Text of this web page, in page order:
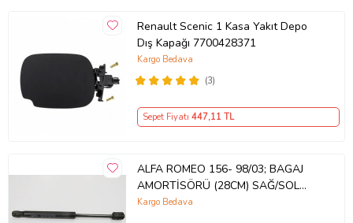
Renault Scenic 1 Kasa Yakıt Depo
Dış Kapağı 7700428371
(3)
Kargo Bedava
Sepet Fiyatı 447,11 TL
ALFA ROMEO 156- 98/03; BAGAJ
AMORTİSÖRÜ (28CM) SAĞ/SOL
AYNI ADET (TUFF SUPPORT) 1965-
Kargo Bedava